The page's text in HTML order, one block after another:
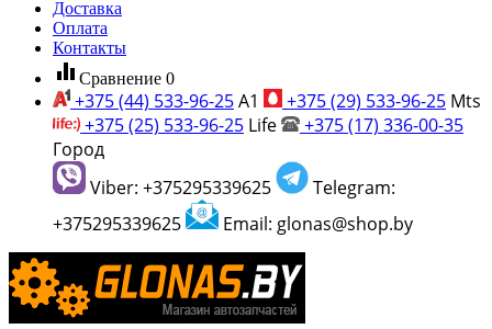
Доставка
Оплата
Контакты
equalizer Сравнение 0
+375 (44) 533-96-25A1 +375 (29) 533-96-25 Mts
+375 (25) 533-96-25 Life
+375 (17) 336-00-35
Город
Viber: +375295339625
Telegram:
+375295339625
Email: glonas@shop.by